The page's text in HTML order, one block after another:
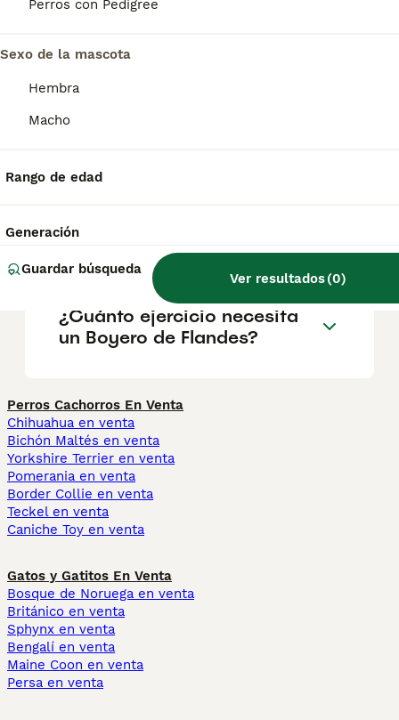
Perros con Pedigree
Sexo de la mascota
Hembra
Macho
Rango de edad
Generación
Guardar búsqueda
Ver resultados(0)
reservados con los desconocidos, pero
¿Cuánto cuesta un Boyero
¿Cuánto ejercicio necesita
un Boyero de Flandes?
Perros Cachorros En Venta
Chihuahua en venta
Bichón Maltés en venta
Yorkshire Terrier en venta
Pomerania en venta
Border Collie en venta
Teckel en venta
Caniche Toy en venta
Gatos y Gatitos En Venta
Bosque de Noruega en venta
Británico en venta
Sphynx en venta
Bengalí en venta
Maine Coon en venta
Persa en venta